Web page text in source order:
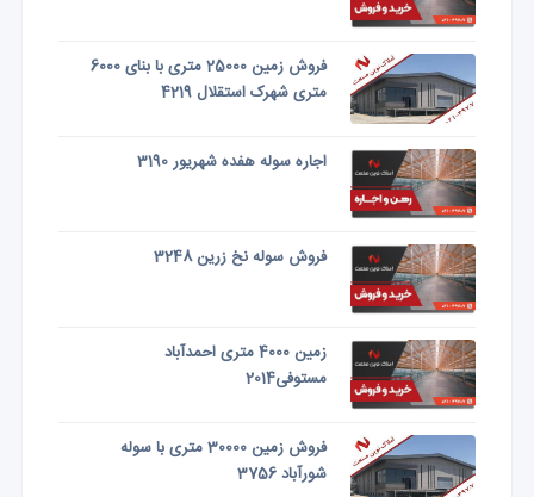
فروش زمین 25000 متری با بنای 6000
متری شهرک استقلال 4219
اجاره سوله هفده شهریور 3190
فروش سوله نخ زرین 3248
زمین 4000 متری احمدآباد
مستوفی2014
فروش زمین 30000 متری با سوله
شورآباد 3756